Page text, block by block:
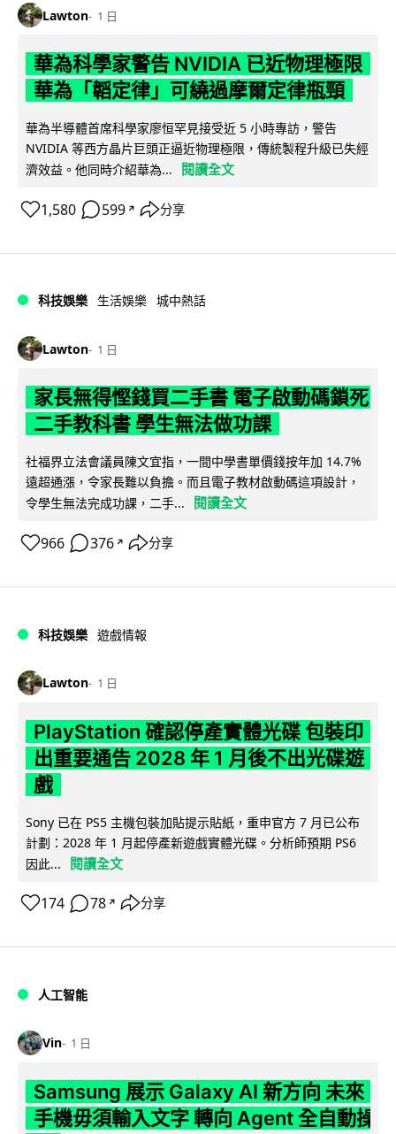
Lawton 1 日
華為科學家警告 NVIDIA 已近物理極限
華為「韜定律」可繞過摩爾定律瓶頸
華為半導體首席科學家廖恒罕見接受近 5 小時專訪，警告
NVIDIA 等西方晶片巨頭正逼近物理極限，傳統製程升級已失經
濟效益。他同時介紹華為...
閱讀全文
1,580 599 ↗ 分享
科技娛樂 生活娛樂 城中熱話
Lawton 1 日
家長無得慳錢買二手書 電子啟動碼鎖死
二手教科書 學生無法做功課
社福界立法會議員陳文宜指，一間中學書單價錢按年加 14.7%
遠超通漲，令家長難以負擔。而且電子教材啟動碼這項設計，
令學生無法完成功課，二手...
閱讀全文
966 376 ↗ 分享
科技娛樂 遊戲情報
Lawton 1 日
PlayStation 確認停產實體光碟 包裝印
出重要通告 2028 年 1 月後不出光碟遊
戲
Sony 已在 PS5 主機包裝加貼提示貼紙，重申官方 7 月已公布
計劃：2028 年 1 月起停產新遊戲實體光碟。分析師預期 PS6
因此...
閱讀全文
174 78 ↗ 分享
人工智能
Vin 1 日
Samsung 展示 Galaxy AI 新方向 未來
手機毋須輸入文字 轉向 Agent 全自動操